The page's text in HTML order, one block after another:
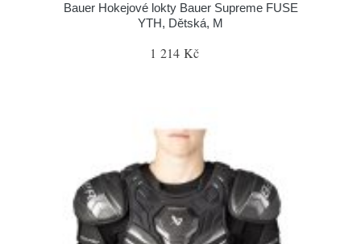
Bauer Hokejové lokty Bauer Supreme FUSE
YTH, Dětská, M
1 214 Kč